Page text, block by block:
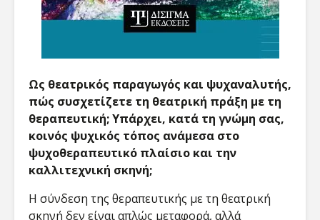
Ως θεατρικός παραγωγός και ψυχαναλυτής,
πώς συσχετίζετε τη θεατρική πράξη με τη
θεραπευτική; Υπάρχει, κατά τη γνώμη σας,
κοινός ψυχικός τόπος ανάμεσα στο
ψυχοθεραπευτικό πλαίσιο και την
καλλιτεχνική σκηνή;
Η σύνδεση της θεραπευτικής με τη θεατρική
σκηνή δεν είναι απλώς μεταφορά, αλλά